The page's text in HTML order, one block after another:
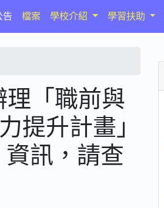
告 檔案 學校介紹 學習扶助
「職前與
提升計畫」
訊，請查